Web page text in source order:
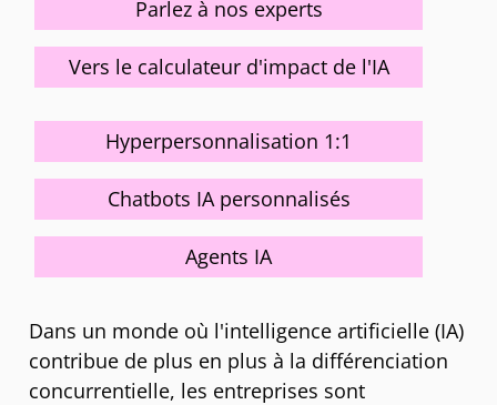
Parlez à nos experts
Vers le calculateur d'impact de l'IA
Hyperpersonnalisation 1:1
Chatbots IA personnalisés
Agents IA
Dans un monde où l'intelligence artificielle (IA)
contribue de plus en plus à la différenciation
concurrentielle, les entreprises sont